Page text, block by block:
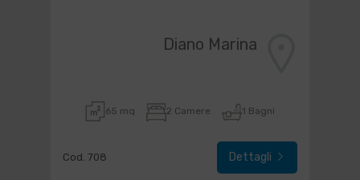
Diano Marina
65 mq 2 Camere 1 Bagni
Cod. 708 Dettagli